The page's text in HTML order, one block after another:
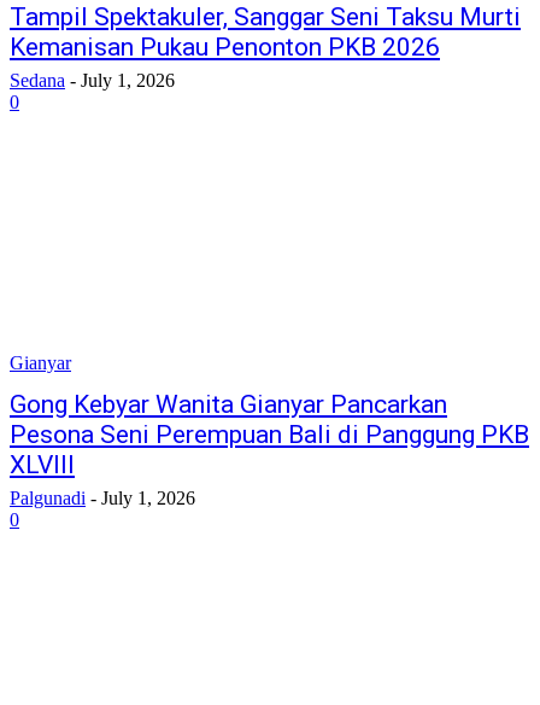
Tampil Spektakuler, Sanggar Seni Taksu Murti
Kemanisan Pukau Penonton PKB 2026
Sedana - July 1, 2026
0
Gianyar
Gong Kebyar Wanita Gianyar Pancarkan
Pesona Seni Perempuan Bali di Panggung PKB
XLVIII
Palgunadi - July 1, 2026
0